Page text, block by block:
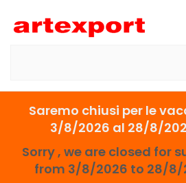
Saremo chiusi per le
3/8/2026 al 28/8/
Sorry , we are closed for
from 3/8/2026 to 28/8/